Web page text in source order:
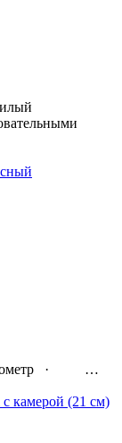
Барометр · …
камерой (21 см)